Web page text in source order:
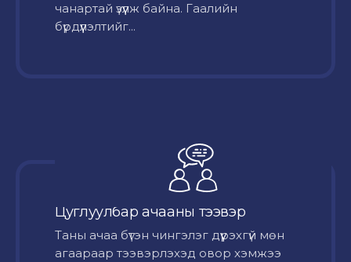
чанартай үзүүлж байна. Гаалийн
бүрдүүлэлтийг...
Цуглуулбар ачааны тээвэр
Таны ачаа бүтэн чингэлэг дүүрэхгүй мөн
агаараар тээвэрлэхэд овор хэмжээ